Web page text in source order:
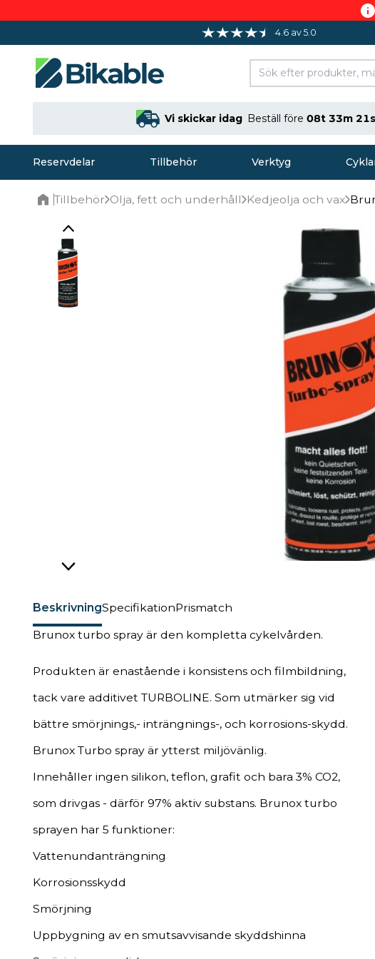
4.6 av 5.0
Vi skickar idag Beställ före 08t 33m 20s
Reservdelar Tillbehör Verktyg
Tillbehör Olja, fett och underhåll Kedjeolja och vax
BeskrivningSpecifikationPrismatch
Brunox turbo spray är den kompletta cykelvården.
Produkten är enastående i konsistens och filmbildning,
tack vare additivet TURBOLINE. Som utmärker sig vid
bättre smörjnings,- inträngnings-, och korrosions-skydd.
Brunox Turbo spray är ytterst miljövänlig.
Innehåller ingen silikon, teflon, grafit och bara 3% CO2,
som drivgas - därför 97% aktiv substans. Brunox turbo
sprayen har 5 funktioner:
Vattenundanträngning
Korrosionsskydd
Smörjning
Uppbygning av en smutsavvisande skyddshinna